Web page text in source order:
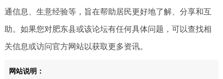
通信息、生意经验等，旨在帮助居民更好地了解、分享和互
助。如果您对肥东县或该论坛有任何具体问题，可以查找相
关信息或访问官方网站以获取更多资讯。
网站说明：